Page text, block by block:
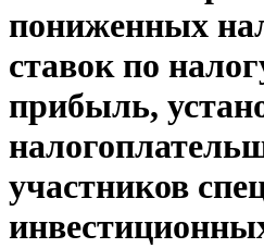
пониженных
ставок по
прибыль,
участников